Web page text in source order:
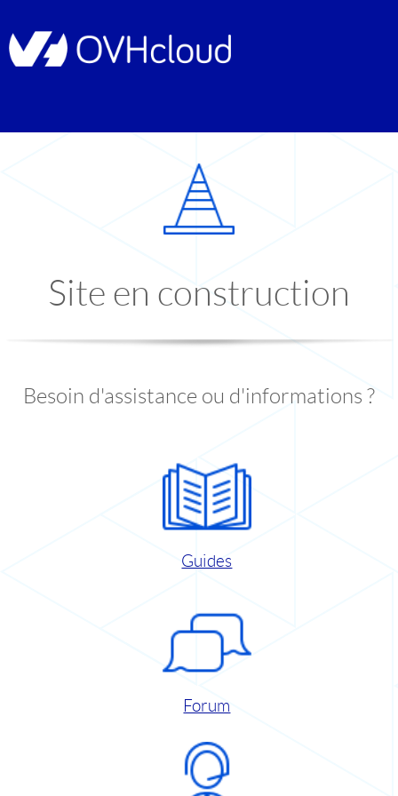
Site en construction
Besoin d'assistance ou d'informations ?
Guides
Forum